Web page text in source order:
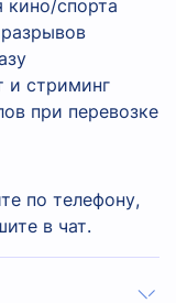
кино/спорта
и стриминг
при перевозке
по телефону,
в чат.